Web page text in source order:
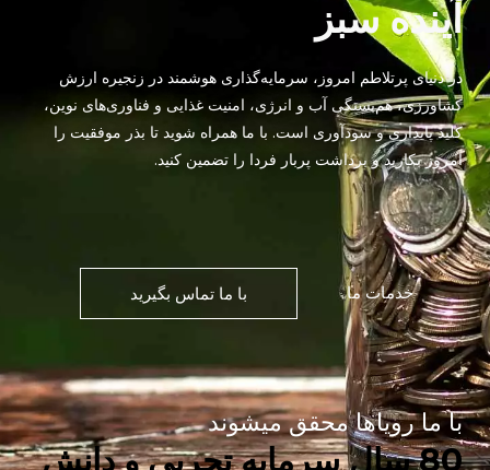
آینده سبز
در دنیای پرتلاطم امروز، سرمایه‌گذاری هوشمند در زنجیره ارزش
کشاورزی، هم‌بستگی آب و انرژی، امنیت غذایی و فناوری‌های نوین،
کلید پایداری و سودآوری است. با ما همراه شوید تا بذر موفقیت را
امروز بکارید و برداشت پربار فردا را تضمین کنید.
خدمات ما با ما تماس بگیرید
با ما رویاها محقق میشوند
80 سال سرمایه تجربی و دانش